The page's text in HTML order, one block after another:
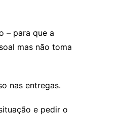
– para que a
mas não toma
nas entregas.
e pedir o